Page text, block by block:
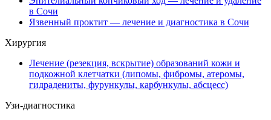
в Сочи
Язвенный проктит — лечение и диагностика в Сочи
Хирургия
Лечение (резекция, вскрытие) образований кожи и
подкожной клетчатки (липомы, фибромы, атеромы,
гидрадениты, фурункулы, карбункулы, абсцесс)
Узи-диагностика